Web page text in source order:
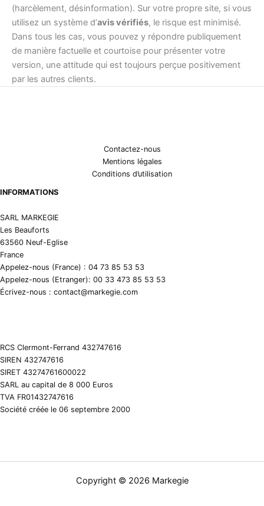
(harcèlement, désinformation). Sur votre propre site, si vous
utilisez un système d’avis vérifiés, le risque est minimisé.
Dans tous les cas, vous pouvez y répondre publiquement
de manière factuelle et courtoise pour présenter votre
version, une attitude qui est toujours perçue positivement
par les autres clients.
Contactez-nous
Mentions légales
Conditions d’utilisation
INFORMATIONS
SARL MARKEGIE
Les Beauforts
63560 Neuf-Eglise
France
Appelez-nous (France) : 04 73 85 53 53
Appelez-nous (Etranger): 00 33 473 85 53 53
Écrivez-nous : contact@markegie.com
RCS Clermont-Ferrand 432747616
SIREN 432747616
SIRET 43274761600022
SARL au capital de 8 000 Euros
TVA FR01432747616
Société créée le 06 septembre 2000
Copyright © 2026 Markegie